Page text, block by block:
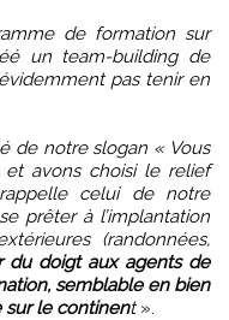
de formation sur
un team-building de
pas tenir en
de notre slogan « Vous
avons choisi le relief
celui de notre
prêter à l’implantation
(randonnées,
du doigt aux agents de
semblable en bien
sur le continent».